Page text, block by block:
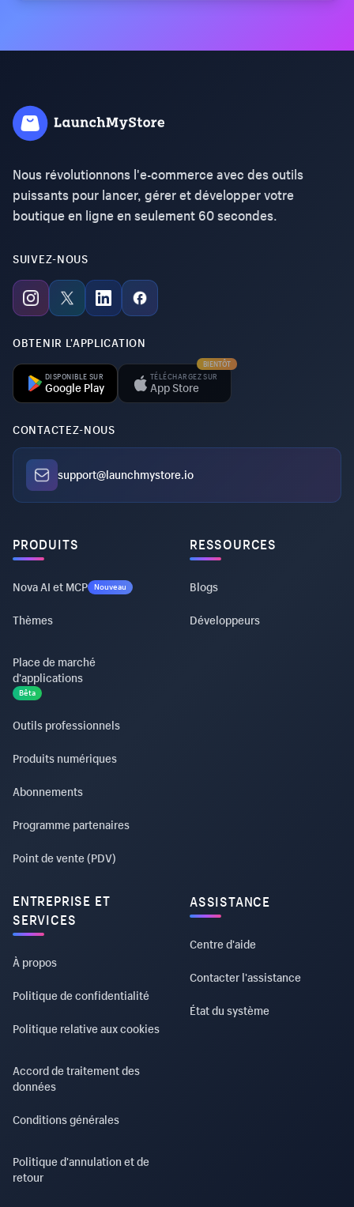
Nous révolutionnons l'e-commerce avec des outils
puissants pour lancer, gérer et développer votre
boutique en ligne en seulement 60 secondes.
SUIVEZ-NOUS
OBTENIR L'APPLICATION
DISPONIBLE SUR
Google Play
TÉLÉCHARGEZ SUR
App Store
BIENTÔT
CONTACTEZ-NOUS
support@launchmystore.io
PRODUITS
Nova AI et MCP Nouveau
Thèmes
Place de marché
d'applications
Bêta
Outils professionnels
Produits numériques
Abonnements
Programme partenaires
Point de vente (PDV)
RESSOURCES
Blogs
Développeurs
ENTREPRISE ET
SERVICES
À propos
Politique de confidentialité
Politique relative aux cookies
Accord de traitement des
données
Conditions générales
Politique d'annulation et de
retour
ASSISTANCE
Centre d'aide
Contacter l'assistance
État du système